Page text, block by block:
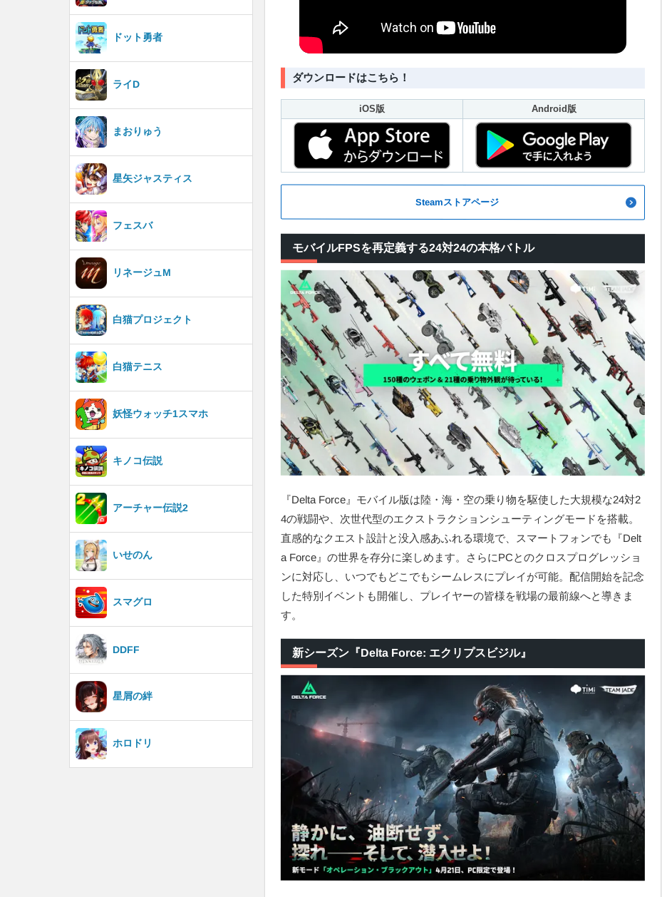
ダウンロードはこちら！
iOS版 Android版
Steamストアページ
モバイルFPSを再定義する24対24の本格バトル
『Delta Force』モバイル版は陸・海・空の乗り物を駆使した大規模な24対2
4の戦闘や、次世代型のエクストラクションシューティングモードを搭載。
直感的なクエスト設計と没入感あふれる環境で、スマートフォンでも『Delt
a Force』の世界を存分に楽しめます。さらにPCとのクロスプログレッショ
ンに対応し、いつでもどこでもシームレスにプレイが可能。配信開始を記念
した特別イベントも開催し、プレイヤーの皆様を戦場の最前線へと導きま
す。
新シーズン『Delta Force: エクリプスビジル』
ドット勇者
ライD
まおりゅう
星矢ジャスティス
フェスバ
リネージュM
白猫プロジェクト
白猫テニス
妖怪ウォッチ1スマホ
キノコ伝説
アーチャー伝説2
いせのん
スマグロ
DDFF
星屑の絆
ホロドリ